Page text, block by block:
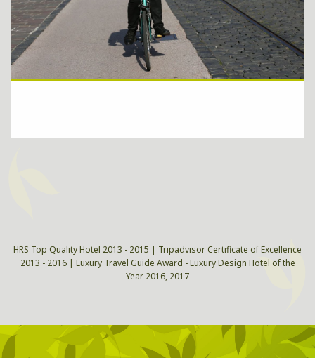
HRS Top Quality Hotel 2013 - 2015 | Tripadvisor Certificate of Excellence
2013 - 2016 | Luxury Travel Guide Award - Luxury Design Hotel of the
Year 2016, 2017